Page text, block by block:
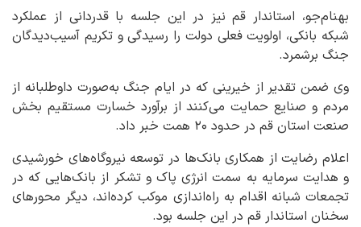
بهنام‌جو، استاندار قم نیز در این جلسه با قدردانی از عملکرد
شبکه بانکی، اولویت فعلی دولت را رسیدگی و تکریم آسیب‌دیدگان
جنگ برشمرد.
وی ضمن تقدیر از خیرینی که در ایام جنگ به‌صورت داوطلبانه از
مردم و صنایع حمایت می‌کنند از برآورد خسارت مستقیم بخش
صنعت استان قم در حدود ۲۰ همت خبر داد.
اعلام رضایت از همکاری بانک‌ها در توسعه نیروگاه‌های خورشیدی
و هدایت سرمایه به سمت انرژی پاک و تشکر از بانک‌هایی که در
تجمعات شبانه اقدام به راه‌اندازی موکب کرده‌اند، دیگر محورهای
سخنان استاندار قم در این جلسه بود.